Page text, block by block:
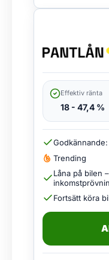
Effektiv ränta
18 - 47,4 %
Trending
Låna på bilen
Fortsätt köra